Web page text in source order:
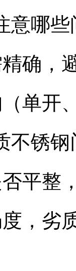
意哪些
确，
单开
不锈钢
平整
，劣